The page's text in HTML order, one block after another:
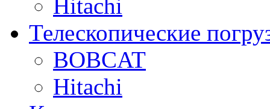
Hitachi
Телескопические
BOBCAT
Hitachi